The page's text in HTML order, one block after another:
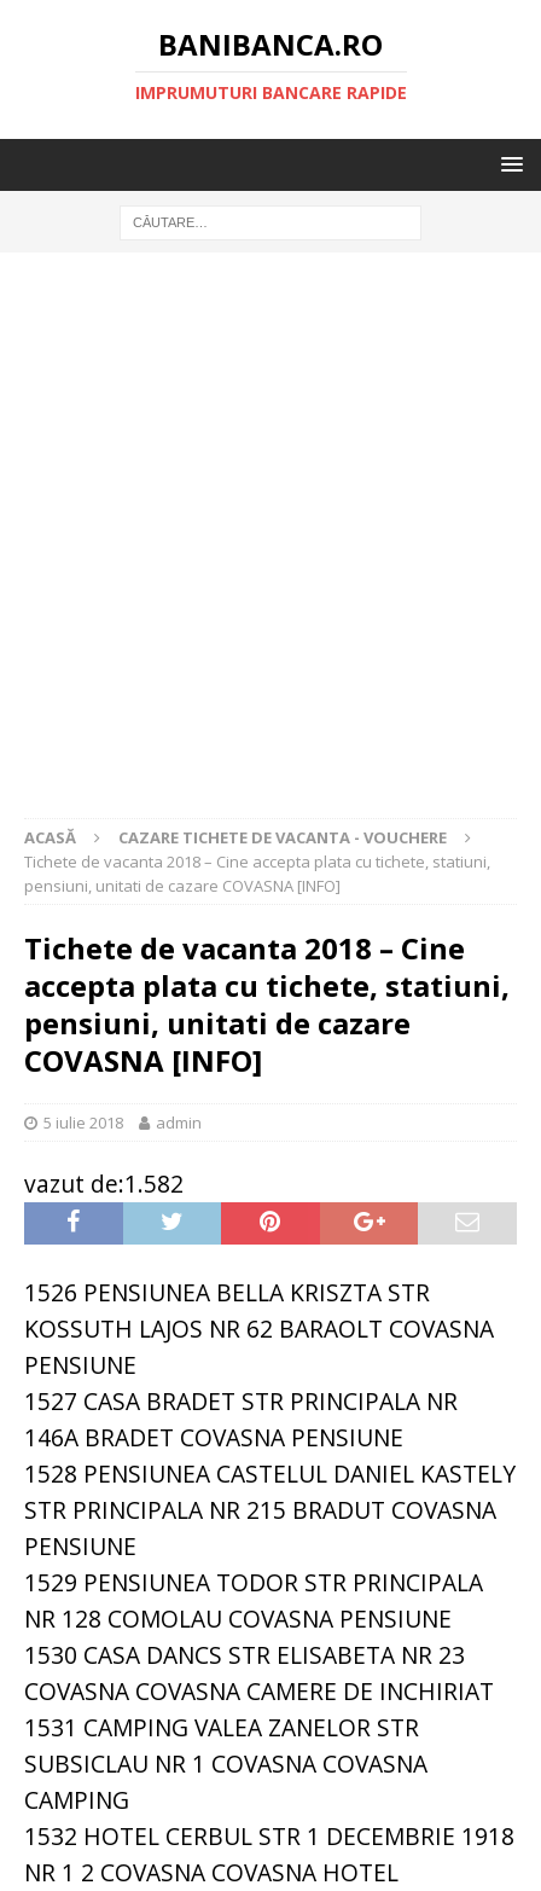
BANIBANCA.RO
IMPRUMUTURI BANCARE RAPIDE
ACASĂ
CAZARE TICHETE DE VACANTA - VOUCHERE
Tichete de vacanta 2018 – Cine accepta plata cu tichete, statiuni,
pensiuni, unitati de cazare COVASNA [INFO]
Tichete de vacanta 2018 – Cine
accepta plata cu tichete, statiuni,
pensiuni, unitati de cazare
COVASNA [INFO]
5 iulie 2018 admin
vazut de:1.582
1526 PENSIUNEA BELLA KRISZTA STR
KOSSUTH LAJOS NR 62 BARAOLT COVASNA
PENSIUNE
1527 CASA BRADET STR PRINCIPALA NR
146A BRADET COVASNA PENSIUNE
1528 PENSIUNEA CASTELUL DANIEL KASTELY
STR PRINCIPALA NR 215 BRADUT COVASNA
PENSIUNE
1529 PENSIUNEA TODOR STR PRINCIPALA
NR 128 COMOLAU COVASNA PENSIUNE
1530 CASA DANCS STR ELISABETA NR 23
COVASNA COVASNA CAMERE DE INCHIRIAT
1531 CAMPING VALEA ZANELOR STR
SUBSICLAU NR 1 COVASNA COVASNA
CAMPING
1532 HOTEL CERBUL STR 1 DECEMBRIE 1918
NR 1 2 COVASNA COVASNA HOTEL